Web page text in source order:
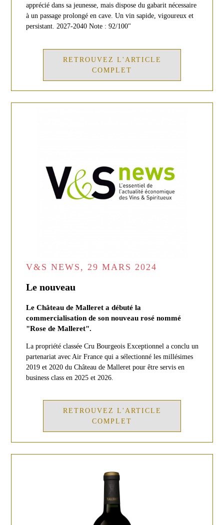
apprécié dans sa jeunesse, mais dispose du gabarit nécessaire
à un passage prolongé en cave. Un vin sapide, vigoureux et
persistant. 2027-2040 Note : 92/100"
RETROUVEZ L'ARTICLE
COMPLET
V&S NEWS, 29 MARS 2024
Le nouveau
Le Château de Malleret a débuté la
commercialisation de son nouveau rosé nommé
"Rose de Malleret".
La propriété classée Cru Bourgeois Exceptionnel a conclu un
partenariat avec Air France qui a sélectionné les millésimes
2019 et 2020 du Château de Malleret pour être servis en
business class en 2025 et 2026.
RETROUVEZ L'ARTICLE
COMPLET